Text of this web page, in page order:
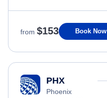
from $153 Book Now
PHX
Phoenix